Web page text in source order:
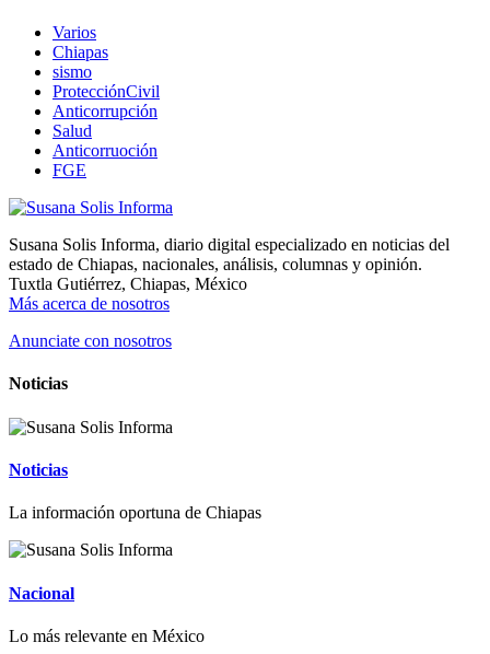
Varios
Chiapas
sismo
ProtecciónCivil
Anticorrupción
Salud
Anticorruoción
FGE
Susana Solis Informa, diario digital especializado en noticias del
estado de Chiapas, nacionales, análisis, columnas y opinión.
Tuxtla Gutiérrez, Chiapas, México
Más acerca de nosotros
Anunciate con nosotros
Noticias
Noticias
La información oportuna de Chiapas
Nacional
Lo más relevante en México